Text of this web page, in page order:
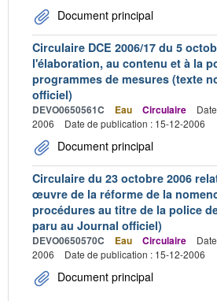
Document principal
Circulaire DCE 2006/17 du 5
l'élaboration, au contenu et à la
programmes de mesures (texte
officiel)
DEVO0650561C Eau Circulaire
2006
Date de publication : 15-12-2006
Document principal
Circulaire du 23 octobre 2006
œuvre de la réforme de la
procédures au titre de la police
paru au Journal officiel)
DEVO0650570C Eau Circulaire
2006
Date de publication : 15-12-2006
Document principal